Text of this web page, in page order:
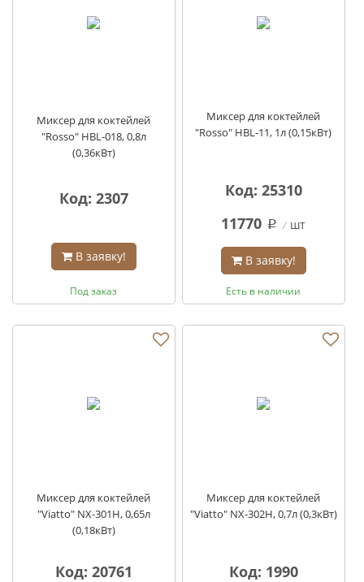
Миксер для коктейлей
"Rosso" HBL-018, 0,8л
(0,36кВт)
Код: 2307
В заявку!
Под заказ
Миксер для коктейлей
"Rosso" HBL-11, 1л (0,15кВт)
Код: 25310
11770 q шт
В заявку!
Есть в наличии
Миксер для коктейлей
"Viatto" NX-301H, 0,65л
(0,18кВт)
Код: 20761
Миксер для коктейлей
"Viatto" NX-302Н, 0,7л (0,3кВт)
Код: 1990